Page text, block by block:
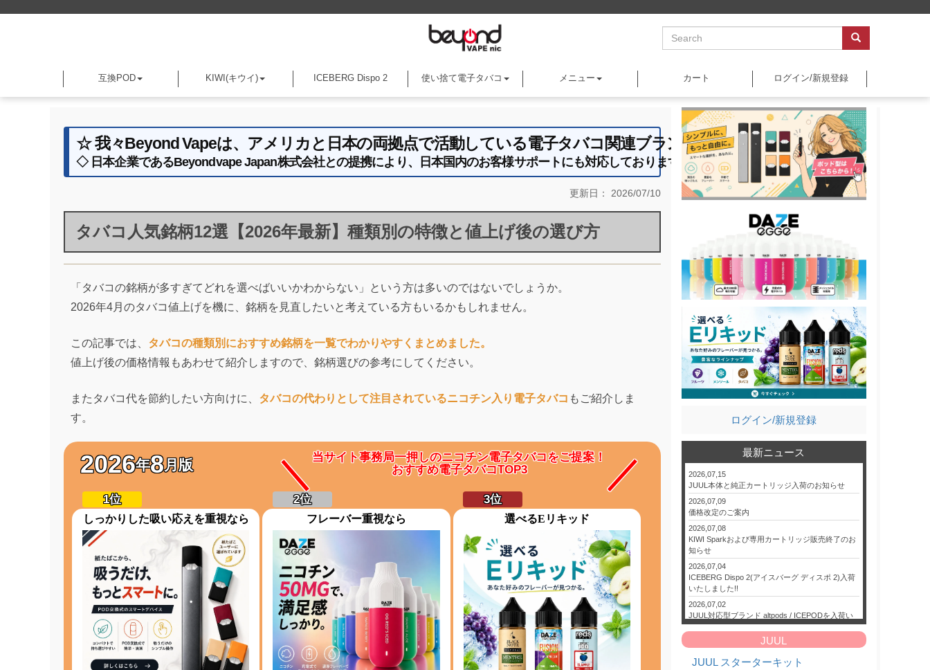
互換POD KIWI(キウイ) ICEBERG Dispo 2 使い捨て電子タバコ メニュー カート ログイン/新規登録
☆ 我々Beyond Vapeは、アメリカと日本の両拠点で活動している電子タバコ関連ブランドです ☆
◇ 日本企業であるBeyondvape Japan株式会社との提携により、日本国内のお客様サポートにも対応しております ◇
更新日： 2026/07/10
タバコ人気銘柄12選【2026年最新】種類別の特徴と値上げ後の選び方
「タバコの銘柄が多すぎてどれを選べばいいかわからない」という方は多いのではないでしょうか。
2026年4月のタバコ値上げを機に、銘柄を見直したいと考えている方もいるかもしれません。
この記事では、 タバコの種類別におすすめ銘柄を一覧でわかりやすくまとめました。
値上げ後の価格情報もあわせて紹介しますので、銘柄選びの参考にしてください。
またタバコ代を節約したい方向けに、 タバコの代わりとして注目されているニコチン入り電子タバコ もご紹介しま
す。
2026年8月版
当サイト事務局一押しのニコチン電子タバコをご提案！
おすすめ電子タバコTOP3
しっかりした吸い応えを重視なら フレーバー重視なら 選べるEリキッド
ログイン/新規登録
最新ニュース
2026,07,15
JUUL本体と純正カートリッジ入荷のお知らせ
2026,07,09
価格改定のご案内
2026,07,08
KIWI Sparkおよび専用カートリッジ販売終了のお
知らせ
2026,07,04
ICEBERG Dispo 2(アイスバーグ ディスポ 2)入荷
いたしました!!
2026,07,02
JUUL対応型ブランド altpods / ICEPODを入荷い
たしました!!
JUUL
JUUL スターターキット